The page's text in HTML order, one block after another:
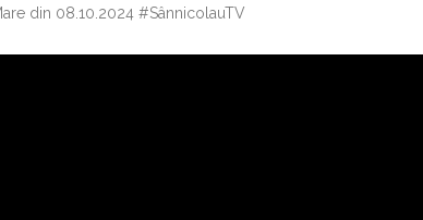
din 08.10.2024 #SânnicolauTV